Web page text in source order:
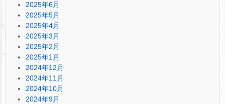
2025年6月
2025年5月
2025年4月
2025年3月
2025年2月
2025年1月
2024年12月
2024年11月
2024年10月
2024年9月